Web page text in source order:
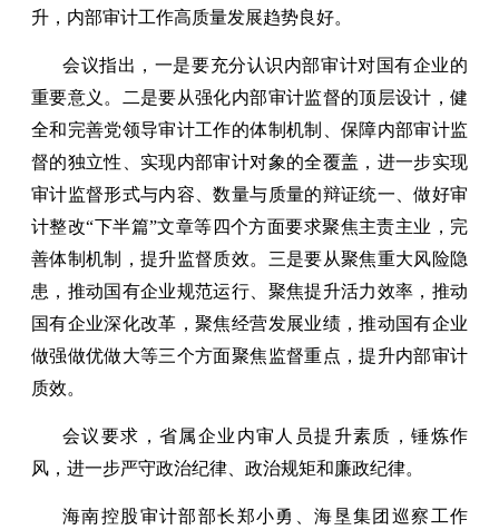
升，内部审计工作高质量发展趋势良好。
会议指出，一是要充分认识内部审计对国有企业的
重要意义。二是要从强化内部审计监督的顶层设计，健
全和完善党领导审计工作的体制机制、保障内部审计监
督的独立性、实现内部审计对象的全覆盖，进一步实现
审计监督形式与内容、数量与质量的辩证统一、做好审
计整改“下半篇”文章等四个方面要求聚焦主责主业，完
善体制机制，提升监督质效。三是要从聚焦重大风险隐
患，推动国有企业规范运行、聚焦提升活力效率，推动
国有企业深化改革，聚焦经营发展业绩，推动国有企业
做强做优做大等三个方面聚焦监督重点，提升内部审计
质效。
会议要求，省属企业内审人员提升素质，锤炼作
风，进一步严守政治纪律、政治规矩和廉政纪律。
海南控股审计部部长郑小勇、海垦集团巡察工作